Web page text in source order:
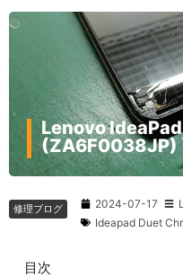
Lenovo
(ZA6F0038JP)
修理ブログ 2024-07-17
Ideapad Duet
目次